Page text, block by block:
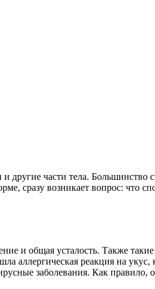
части тела. Большинство
сразу возникает вопрос: что
и общая усталость. Также
аллергическая реакция на
заболевания. Как